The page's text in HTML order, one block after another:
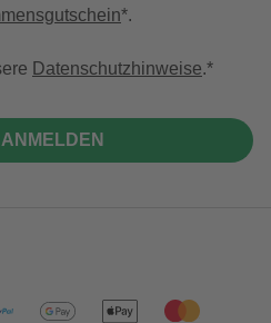
*.
Datenschutzhinweise.